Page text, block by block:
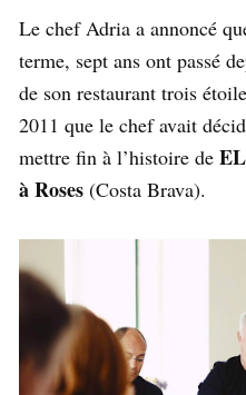
Le chef Adria a annoncé
terme, sept ans ont passé
de son restaurant trois
2011 que le chef avait
mettre fin à l’histoire de
à Roses (Costa Brava).